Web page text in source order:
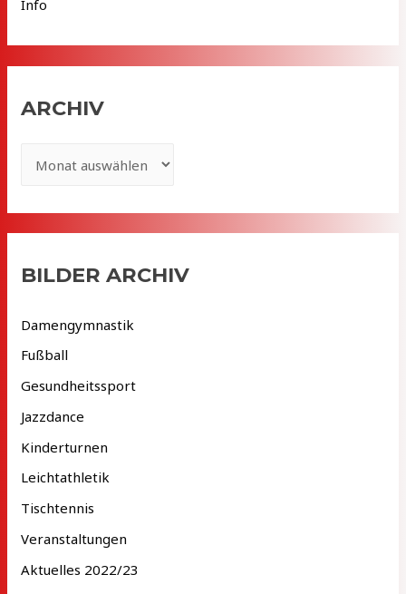
Info
ARCHIV
c
h
iBILDER ARCHIV
Damengymnastik
Fußball
Gesundheitssport
Jazzdance
Kinderturnen
Leichtathletik
Tischtennis
Veranstaltungen
Aktuelles 2022/23